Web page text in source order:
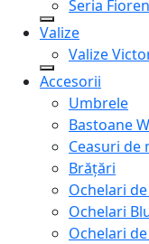
Seria
Valize
Valize
Accesorii
Umbrele
Bastoane
Ceasuri de
Brățări
Ochelari
Ochelari
Ochelari